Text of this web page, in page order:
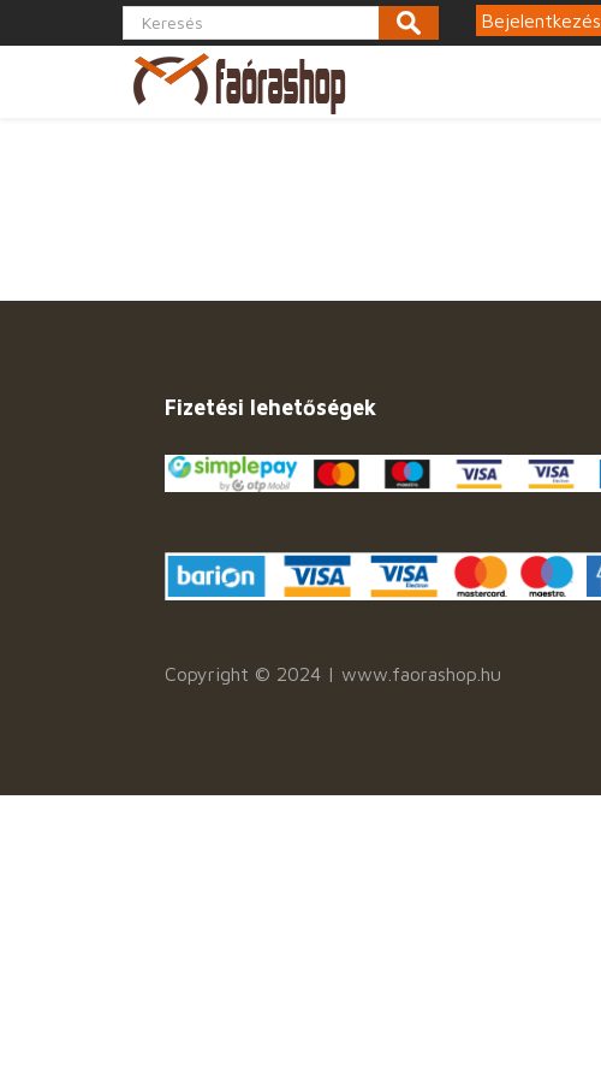
Bejelentkezés
Fizetési lehetőségek
Copyright © 2024 | www.faorashop.hu